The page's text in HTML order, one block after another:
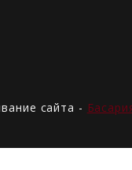
сайта -